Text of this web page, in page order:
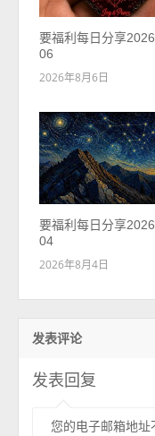
要福利每日分享
06
2026年8月6日
要福利每日分享
04
2026年8月4日
发表评论
发表回复
您的电子邮箱地址